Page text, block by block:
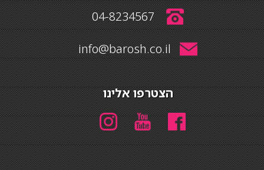
04-8234567
info@barosh.co.il
הצטרפו אלינו